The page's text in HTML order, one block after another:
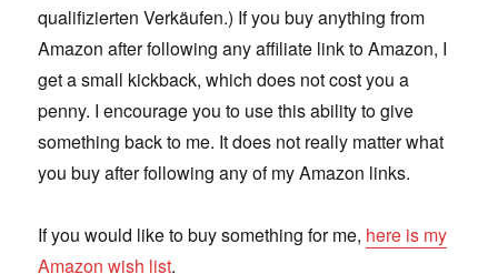
qualifizierten Verkäufen.) If you buy anything from
Amazon after following any affiliate link to Amazon, I
get a small kickback, which does not cost you a
penny. I encourage you to use this ability to give
something back to me. It does not really matter what
you buy after following any of my Amazon links.
If you would like to buy something for me, here is my
Amazon wish list.